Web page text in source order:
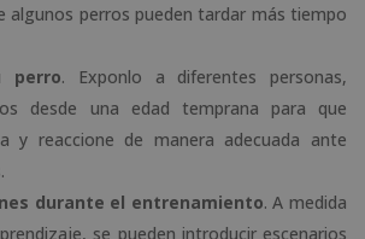
algunos perros pueden tardar más tiempo
perro. Exponlo a diferentes personas,
desde una edad temprana para que
y reaccione de manera adecuada ante
durante el entrenamiento. A medida
se pueden introducir escenarios